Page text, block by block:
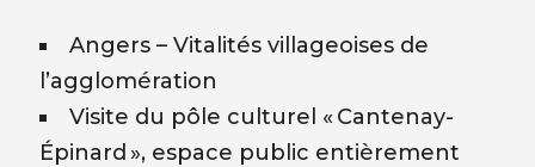
Angers – Vitalités villageoises de
l’agglomération
Visite du pôle culturel « Cantenay-
Épinard », espace public entièrement